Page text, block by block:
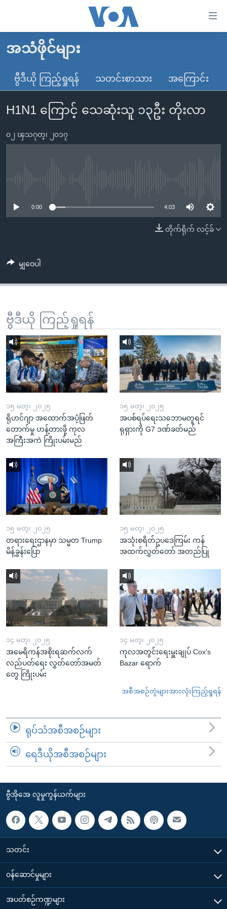
လွယ်ကူ
သည့်
များ
ပင်မ
ပင်မ
စာမျက်နှာ
ကျော်
ရန်
ရှာဖွေ
ရန်
နေရာ
သို့
ကျော်
ရန်
မူလစာမျက်နှာ
မြန်မာ
ကမ္ဘာ့သတင်းများ
နိုင်ငံတကာ
တရုတ်
ဗွီဒီယို
ရပ်ဝန်းတခု လမ်းတခု အလွန်
ရုပ်ရှင်ထဲက အင်္ဂလိပ်စာ
တီဗွီ
ရေဒီယို/တီဗွီအစီအစဉ်
ဗွီအိုအေ လူမှုကွန်ယက်များ
ဘာသာစကားများ
အသံဖိုင်များ
ဗွီဒီယို ကြည့်ရှုရန် သတင်းစာသား အကြောင်း
H1N1 ကြောင့် သေဆုံးသူ ၁၃ဦး တိုးလာ
၀၂ ၾသဂုတ္၊ ၂၀၁၇
0:00 4:03
တိုက်ရိုက် လင့်ခ်
မျှဝေပါ
ဗွီဒီယို ကြည့်ရှုရန်
၁၅ မတ္၊ ၂၀၂၅
ရိုဟင်ဂျာ အထောက်အပံ့ဖြတ်
တောက်မှု ဟန့်တားဖို့ ကုလ
အကြီးအကဲ ကြိုးပမ်းမည်
၁၅ မတ္၊ ၂၀၂၅
အပစ်ရပ်ရေးသဘောမတူရင်
ရုရှားကို G7 ဒဏ်ခတ်မည်
၁၅ မတ္၊ ၂၀၂၅
တရားရေးဌာနမှာ သမ္မတ Trump
မိန့်ခွန်းပြော
၁၅ မတ္၊ ၂၀၂၅
အသုံးစရိတ်ဥပဒေကြမ်း ကန်
အထက်လွှတ်တော် အတည်ပြု
၁၄ မတ္၊ ၂၀၂၅
အမေရိကန်အစိုးရဆက်လက်
လည်ပတ်ရေး လွှတ်တော်အမတ်
တွေ ကြိုးပမ်း
၁၄ မတ္၊ ၂၀၂၅
ကုလအတွင်းရေးမှူးချုပ် Cox's
Bazar ရောက်
အစီအစဉ်တွဲများအားလုံးကြည့်ရှုရန်
ရုပ်သံအစီအစဉ်များ
ရေဒီယိုအစီအစဉ်များ
ဗွီအိုအေ လူမှုကွန်ယက်များ
သတင်း
၀န်ဆောင်မှုများ
အပတ်စဉ်ကဏ္ဍများ